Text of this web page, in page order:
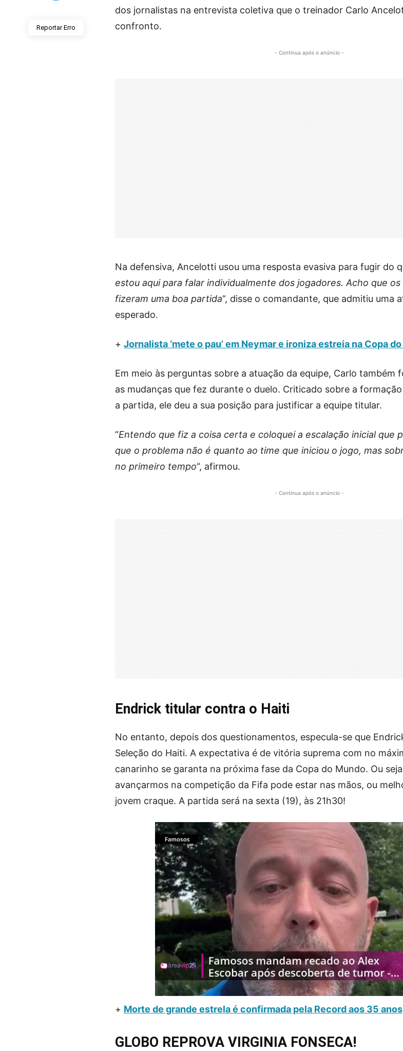
Reportar Erro
dos jornalistas na entrevista coletiva que o treinador Carlo
confronto.
- Continua após o anúncio -
Na defensiva, Ancelotti usou uma resposta evasiva para fugir do
estou aqui para falar individualmente dos jogadores. Acho que
fizeram uma boa partida“, disse o comandante, que admitiu uma
esperado.
+ Jornalista ‘mete o pau’ em Neymar e ironiza estreia na Copa
Em meio às perguntas sobre a atuação da equipe, Carlo também
as mudanças que fez durante o duelo. Criticado sobre a
a partida, ele deu a sua posição para justificar a equipe titular.
“Entendo que fiz a coisa certa e coloquei a escalação inicial que
que o problema não é quanto ao time que iniciou o jogo, mas
no primeiro tempo“, afirmou.
- Continua após o anúncio -
Endrick titular contra o Haiti
No entanto, depois dos questionamentos, especula-se que
Seleção do Haiti. A expectativa é de vitória suprema com no
canarinho se garanta na próxima fase da Copa do Mundo. Ou
avançarmos na competição da Fifa pode estar nas mãos, ou
jovem craque. A partida será na sexta (19), às 21h30!
+ Morte de grande estrela é confirmada pela Record aos 35 anos
GLOBO REPROVA VIRGINIA FONSECA!